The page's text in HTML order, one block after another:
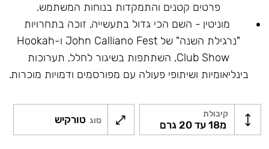
פרטים קטנים והתמקדות בנוחות המשתמש.
מוניטין - השם הכי גדול בתעשייה, זוכה בתחרויות
"נרגילת השנה" של John Calliano Fest ו-Hookah
Club Show, השתתפות בשיגור לחלל, תערוכות
בינליאומיות ושיתופי פעולה עם מפורסמים ודמויות מוכרות.
קיבולת
מ18 עד 20 גרם סוג טורקיש